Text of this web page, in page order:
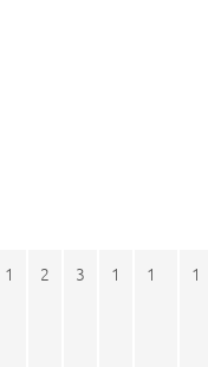
1 2 3 1 1 1